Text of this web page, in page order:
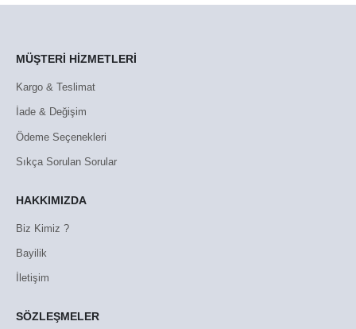
MÜŞTERİ HİZMETLERİ
Kargo & Teslimat
İade & Değişim
Ödeme Seçenekleri
Sıkça Sorulan Sorular
HAKKIMIZDA
Biz Kimiz ?
Bayilik
İletişim
SÖZLEŞMELER